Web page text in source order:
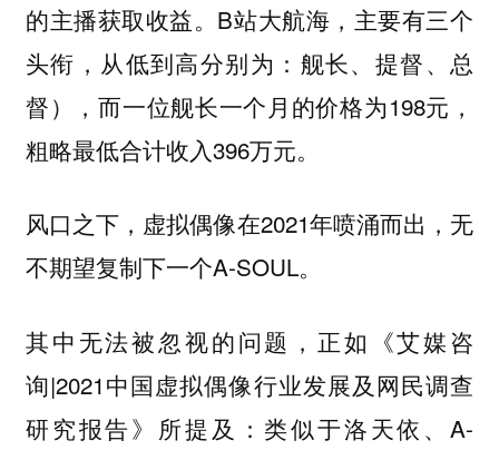
的主播获取收益。B站大航海，主要有三个
头衔，从低到高分别为：舰长、提督、总
督），而一位舰长一个月的价格为198元，
粗略最低合计收入396万元。
风口之下，虚拟偶像在2021年喷涌而出，无
不期望复制下一个A-SOUL。
其中无法被忽视的问题，正如《艾媒咨
询|2021中国虚拟偶像行业发展及网民调查
研究报告》所提及：类似于洛天依、A-